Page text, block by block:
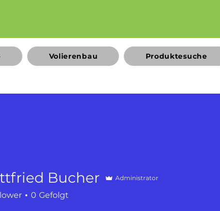
Volierenbau Produktesuche
Bucher Administrator
0 Gefolgt